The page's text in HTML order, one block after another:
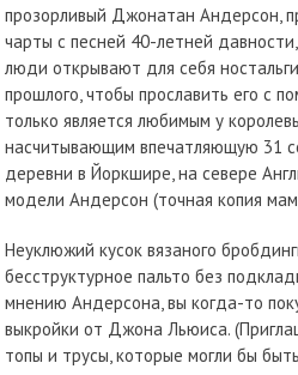
прозорливый Джонатан Андерсон,
чарты с песней 40-летней
люди открывают для себя
прошлого, чтобы прославить его с
только является любимым у
насчитывающим впечатляющую 31
деревни в Йоркшире, на севере
модели Андерсон (точная копия
Неуклюжий кусок вязаного
бесструктурное пальто без
мнению Андерсона, вы когда-то
выкройки от Джона Льюиса.
топы и трусы, которые могли бы